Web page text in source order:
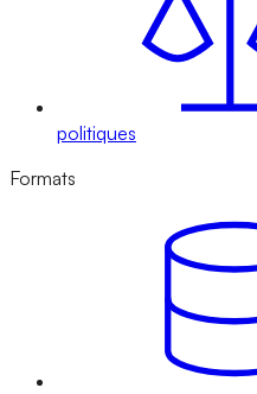
politiques
Formats